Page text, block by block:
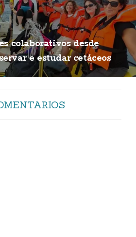
colaborativos desde
e estudar cetáceos